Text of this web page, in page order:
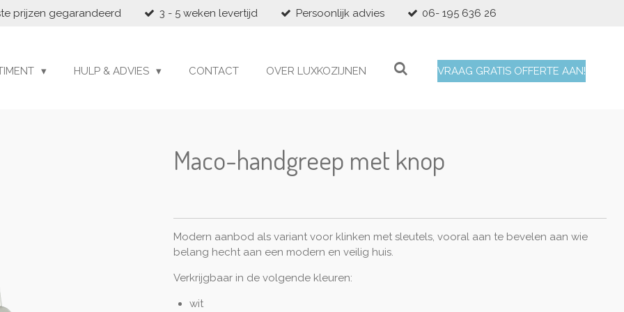
prijzen gegarandeerd 3 - 5 weken levertijd Persoonlijk advies 06- 195 636 26
HULP & ADVIES CONTACT OVER LUXKOZIJNEN VRAAG GRATIS OFFERTE AAN!
Maco-handgreep met knop
Modern aanbod als variant voor klinken met sleutels, vooral aan te bevelen aan wie
belang hecht aan een modern en veilig huis.
Verkrijgbaar in de volgende kleuren:
wit